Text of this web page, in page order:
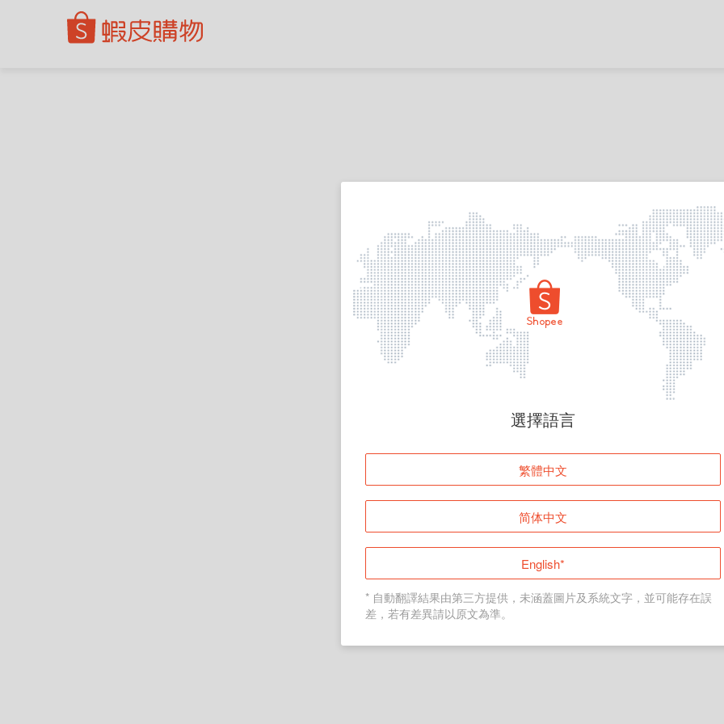
頁面無法顯示
登入
返回首頁
選擇語言
繁體中文
简体中文
English*
* 自動翻譯結果由第三方提供，未涵蓋圖片及系統文字，並可能存在誤
差，若有差異請以原文為準。